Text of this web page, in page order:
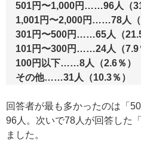
501円〜1,000円……96人（
1,001円〜2,000円……78人（
301円〜500円……65人（21.5
101円〜300円……24人（7.9
100円以下……8人（2.6％）
その他……31人（10.3％）
回答者が最も多かったのは「
96人。次いで78人が回答した
ました。